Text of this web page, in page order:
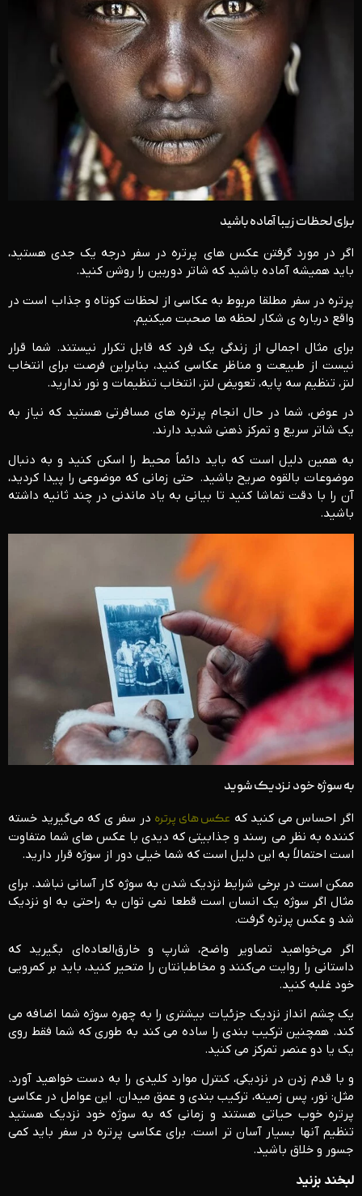
برای لحظات زیبا آماده باشید
اگر در مورد گرفتن عکس های پرتره در سفر درجه یک جدی هستید،
باید همیشه آماده باشید که شاتر دوربین را روشن کنید.
پرتره در سفر مطلقا مربوط به عکاسی از لحظات کوتاه و جذاب است در
واقع درباره ی شکار لحظه ها صحبت میکنیم.
برای مثال اجمالی از زندگی یک فرد که قابل تکرار نیستند. شما قرار
نیست از طبیعت و مناظر عکاسی کنید، بنابراین فرصت برای انتخاب
لنز، تنظیم سه پایه، تعویض لنز، انتخاب تنظیمات و نور ندارید.
در عوض، شما در حال انجام پرتره های مسافرتی هستید که نیاز به
یک شاتر سریع و تمرکز ذهنی شدید دارند.
به همین دلیل است که باید دائماً محیط را اسکن کنید و به دنبال
موضوعات بالقوه صریح باشید. حتی زمانی که موضوعی را پیدا کردید،
آن را با دقت تماشا کنید تا بیانی به یاد ماندنی در چند ثانیه داشته
باشید.
به سوژه خود نزدیک شوید
اگر احساس می کنید که عکس های پرتره در سفر ی که می‌گیرید خسته
کننده به نظر می رسند و جذابیتی که دیدی با عکس های شما متفاوت
است احتمالاً به این دلیل است که شما خیلی دور از سوژه قرار دارید.
ممکن است در برخی شرایط نزدیک شدن به سوژه کار آسانی نباشد. برای
مثال اگر سوژه یک انسان است قطعا نمی توان به راحتی به او نزدیک
شد و عکس پرتره گرفت.
اگر می‌خواهید تصاویر واضح، شارپ و خارق‌العاده‌ای بگیرید که
داستانی را روایت می‌کنند و مخاطبانتان را متحیر ‌کنید، باید بر کمرویی
خود غلبه کنید.
یک چشم انداز نزدیک جزئیات بیشتری را به چهره سوژه شما اضافه می
کند. همچنین ترکیب بندی را ساده می کند به طوری که شما فقط روی
یک یا دو عنصر تمرکز می کنید.
و با قدم زدن در نزدیکی، کنترل موارد کلیدی را به دست خواهید آورد.
مثل: نور، پس زمینه، ترکیب بندی و عمق میدان. این عوامل در عکاسی
پرتره خوب حیاتی هستند و زمانی که به سوژه خود نزدیک هستید
تنظیم آنها بسیار آسان تر است. برای عکاسی پرتره در سفر باید کمی
جسور و خلاق باشید.
لبخند بزنید